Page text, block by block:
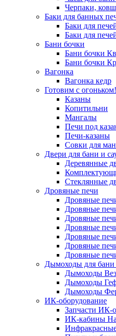
Черпаки,
Баки для банных
Баки для
Баки для
Бани бочки
Бани бочки
Бани бочки
Вагонка
Вагонка кедр
Готовим с огоньком!
Казаны
Копитильни
Мангалы
Печи под
Печи-казаны
Совки для
Двери для бани и
Деревянные
Стеклянные
Дровяные печи
Дровяные
Дровяные
Дровяные
Дровяные
Дровяные
Дровяные
Дровяные
Дымоходы для бани
Дымоходы
Дымоходы
Дымоходы
ИК-оборудование
Запчасти ИК-
ИК-кабины